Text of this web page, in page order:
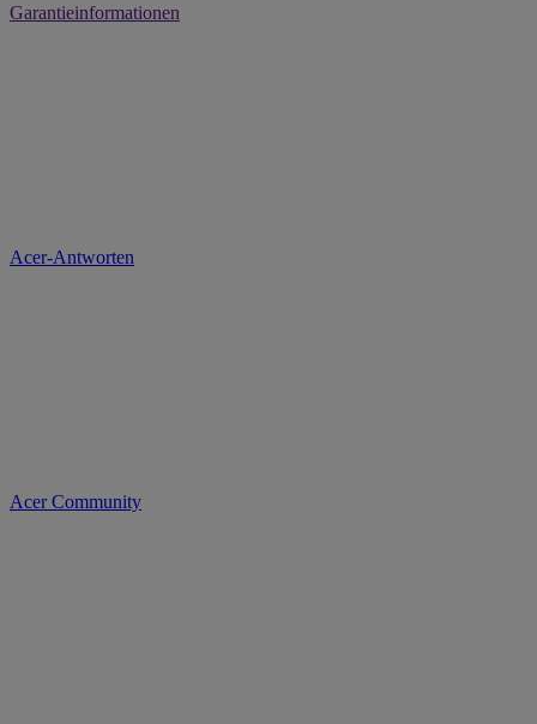
Garantieinformationen
Acer-Antworten
Acer Community